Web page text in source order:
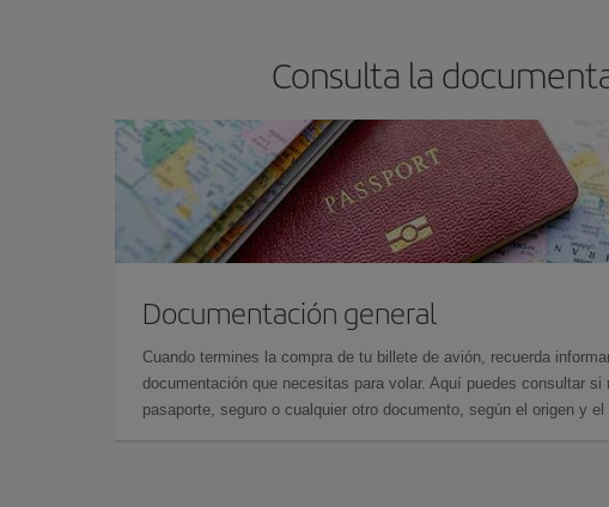
Consulta la
Documentación general
Cuando termines la compra de tu billete de avión, recuerda
documentación que necesitas para volar. Aquí puedes consultar si
pasaporte, seguro o cualquier otro documento, según el origen y